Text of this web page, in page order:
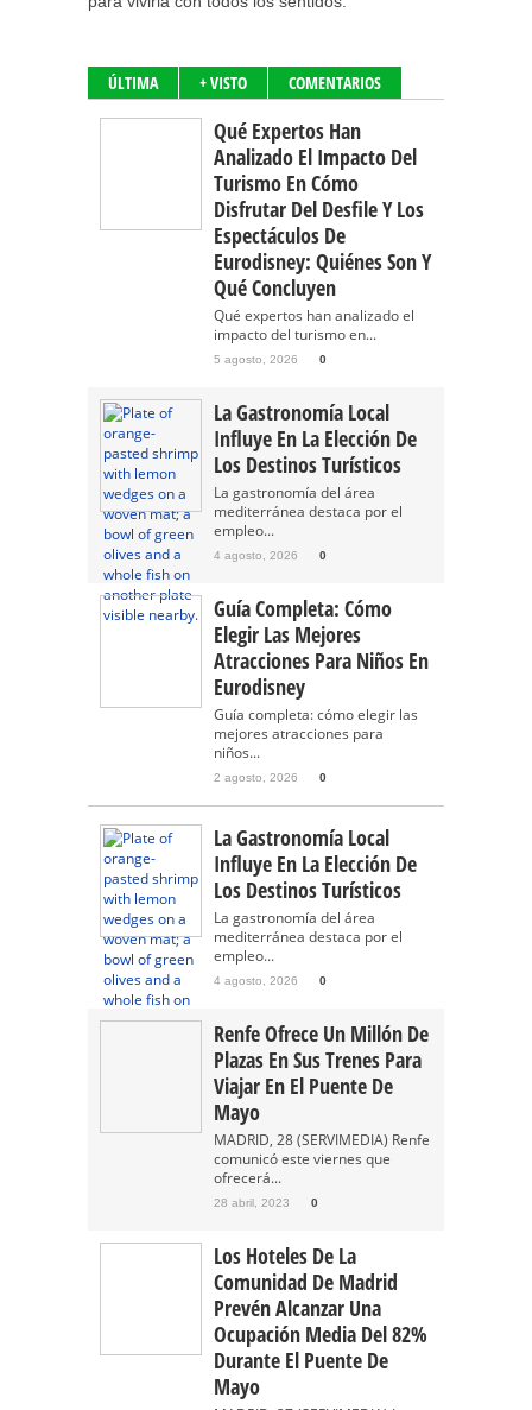
ÚLTIMA + VISTO COMENTARIOS
Qué Expertos Han
Analizado El Impacto Del
Turismo En Cómo
Disfrutar Del Desfile Y Los
Espectáculos De
Eurodisney: Quiénes Son Y
Qué Concluyen
Qué expertos han analizado el
impacto del turismo en...
5 agosto, 2026 0
La Gastronomía Local
Influye En La Elección De
Los Destinos Turísticos
La gastronomía del área
mediterránea destaca por el
empleo...
4 agosto, 2026 0
Guía Completa: Cómo
Elegir Las Mejores
Atracciones Para Niños En
Eurodisney
Guía completa: cómo elegir las
mejores atracciones para
niños...
2 agosto, 2026 0
La Gastronomía Local
Influye En La Elección De
Los Destinos Turísticos
La gastronomía del área
mediterránea destaca por el
empleo...
4 agosto, 2026 0
Renfe Ofrece Un Millón De
Plazas En Sus Trenes Para
Viajar En El Puente De
Mayo
MADRID, 28 (SERVIMEDIA) Renfe
comunicó este viernes que
ofrecerá...
28 abril, 2023 0
Los Hoteles De La
Comunidad De Madrid
Prevén Alcanzar Una
Ocupación Media Del 82%
Durante El Puente De
Mayo